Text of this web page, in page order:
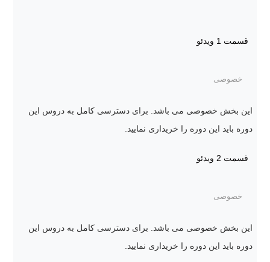
قسمت 1 ویدئو
خصوصی
این بخش خصوصی می باشد. برای دسترسی کامل به دروس این
دوره باید این دوره را خریداری نمایید.
قسمت 2 ویدئو
خصوصی
این بخش خصوصی می باشد. برای دسترسی کامل به دروس این
دوره باید این دوره را خریداری نمایید.